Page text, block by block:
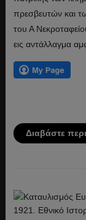
πρεσβευτών και
του Α
εις αντάλλαγμα
Διαβάστε